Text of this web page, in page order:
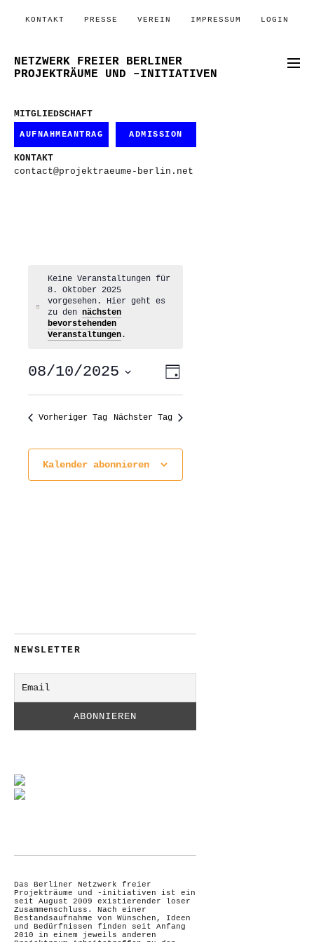
KONTAKT PRESSE VEREIN IMPRESSUM LOGIN
NETZWERK FREIER BERLINER
PROJEKTRÄUME UND –INITIATIVEN
MITGLIEDSCHAFT
AUFNAHMEANTRAG ADMISSION
KONTAKT
contact@projektraeume-berlin.net
Hinweis
Keine Veranstaltungen für
8. Oktober 2025
vorgesehen. Hier geht es
zu dennächsten
bevorstehenden
Veranstaltungen .
ANSICHTEN-
NAVIGATION
VERANSTALTUNG
ANSICHTEN-
Tag
08/10/2025
wählen.
Vorheriger Tag Nächster Tag
Kalender abonnieren
NEWSLETTER
Das Berliner Netzwerk freier
Projekträume und -initiativen ist ein
seit August 2009 existierender loser
Zusammenschluss. Nach einer
Bestandsaufnahme von Wünschen, Ideen
und Bedürfnissen finden seit Anfang
2010 in einem jeweils anderen